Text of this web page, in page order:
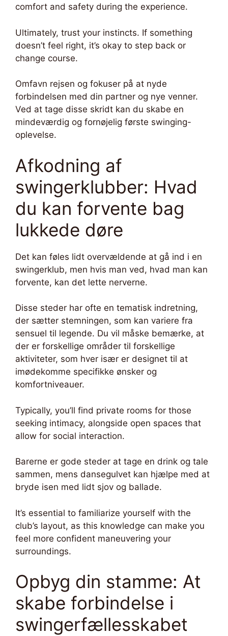
comfort and safety during the experience.
Ultimately, trust your instincts. If something
doesn’t feel right, it’s okay to step back or
change course.
Omfavn rejsen og fokuser på at nyde
forbindelsen med din partner og nye venner.
Ved at tage disse skridt kan du skabe en
mindeværdig og fornøjelig første swinging-
oplevelse.
Afkodning af
swingerklubber: Hvad
du kan forvente bag
lukkede døre
Det kan føles lidt overvældende at gå ind i en
swingerklub, men hvis man ved, hvad man kan
forvente, kan det lette nerverne.
Disse steder har ofte en tematisk indretning,
der sætter stemningen, som kan variere fra
sensuel til legende. Du vil måske bemærke, at
der er forskellige områder til forskellige
aktiviteter, som hver især er designet til at
imødekomme specifikke ønsker og
komfortniveauer.
Typically, you’ll find private rooms for those
seeking intimacy, alongside open spaces that
allow for social interaction.
Barerne er gode steder at tage en drink og tale
sammen, mens dansegulvet kan hjælpe med at
bryde isen med lidt sjov og ballade.
It’s essential to familiarize yourself with the
club’s layout, as this knowledge can make you
feel more confident maneuvering your
surroundings.
Opbyg din stamme: At
skabe forbindelse i
swingerfællesskabet